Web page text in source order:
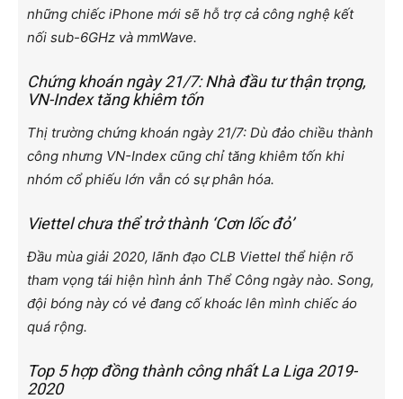
những chiếc iPhone mới sẽ hỗ trợ cả công nghệ kết
nối sub-6GHz và mmWave.
Chứng khoán ngày 21/7: Nhà đầu tư thận trọng,
VN-Index tăng khiêm tốn
Thị trường chứng khoán ngày 21/7: Dù đảo chiều thành
công nhưng VN-Index cũng chỉ tăng khiêm tốn khi
nhóm cổ phiếu lớn vẫn có sự phân hóa.
Viettel chưa thể trở thành ‘Cơn lốc đỏ’
Đầu mùa giải 2020, lãnh đạo CLB Viettel thể hiện rõ
tham vọng tái hiện hình ảnh Thể Công ngày nào. Song,
đội bóng này có vẻ đang cố khoác lên mình chiếc áo
quá rộng.
Top 5 hợp đồng thành công nhất La Liga 2019-
2020